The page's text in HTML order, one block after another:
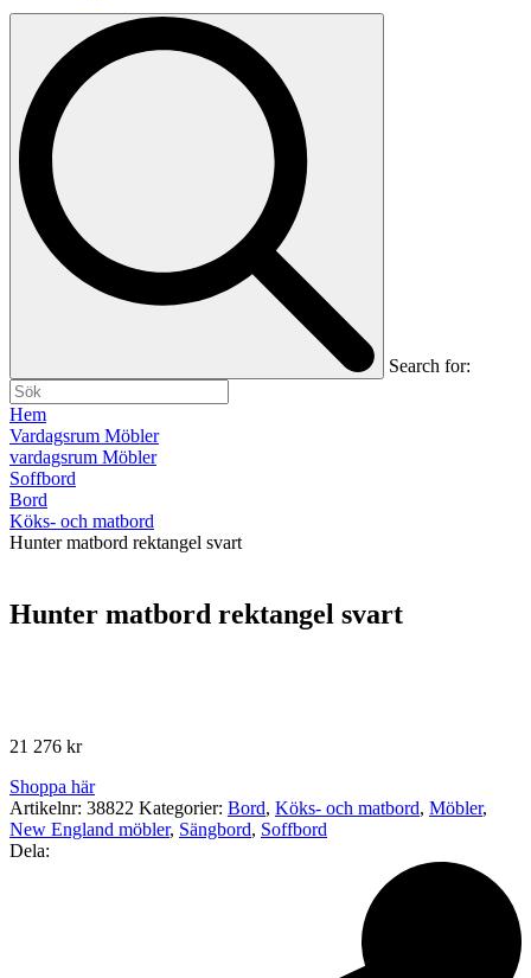
Search for:
Hem
Vardagsrum Möbler
vardagsrum Möbler
Soffbord
Bord
Köks- och matbord
Hunter matbord rektangel svart
Hunter matbord rektangel svart
21 276 kr
Shoppa här
Artikelnr: 38822 Kategorier: Bord, Köks- och matbord, Möbler,
New England möbler, Sängbord, Soffbord
Dela: